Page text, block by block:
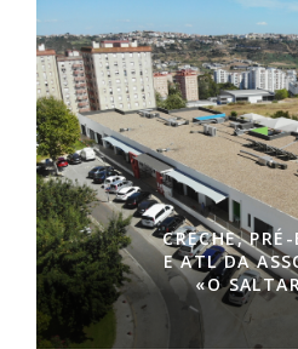
CRECHE,
E ATL DA
«O